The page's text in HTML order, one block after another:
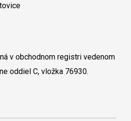
v obchodnom registri vedenom
oddiel C, vložka 76930.